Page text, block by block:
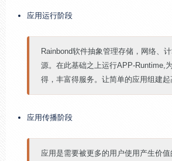
应用运行阶段
Rainbond软件抽象管理存储，网络、
源。在此基础之上运行APP-Runtime,
得，丰富得服务。让简单的应用组建起
应用传播阶段
应用是需要被更多的用户使用产生价